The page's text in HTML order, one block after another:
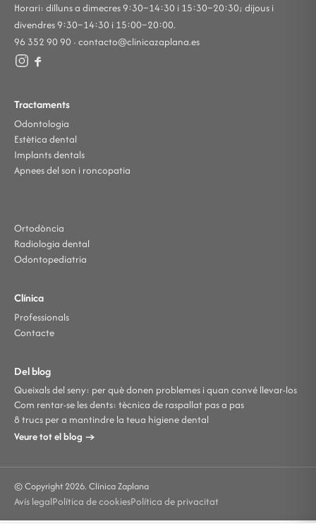
Horari: dilluns a dimecres 9:30–14:30 i 15:30–20:30; dijous i
divendres 9:30–14:30 i 15:00–20:00.
96 352 90 90 · contacto@clinicazaplana.es
Tractaments
Odontologia
Estètica dental
Implants dentals
Apnees del son i roncopatia
Ortodòncia
Radiologia dental
Odontopediatria
Clínica
Professionals
Contacte
Del blog
Queixals del seny: per què donen problemes i quan convé llevar-los
Com rentar-se les dents: tècnica de raspallat pas a pas
8 trucs per a mantindre la teua higiene dental
Veure tot el blog →
© Copyright 2026. Clínica Zaplana
Avís legalPolítica de cookiesPolítica de privacitat